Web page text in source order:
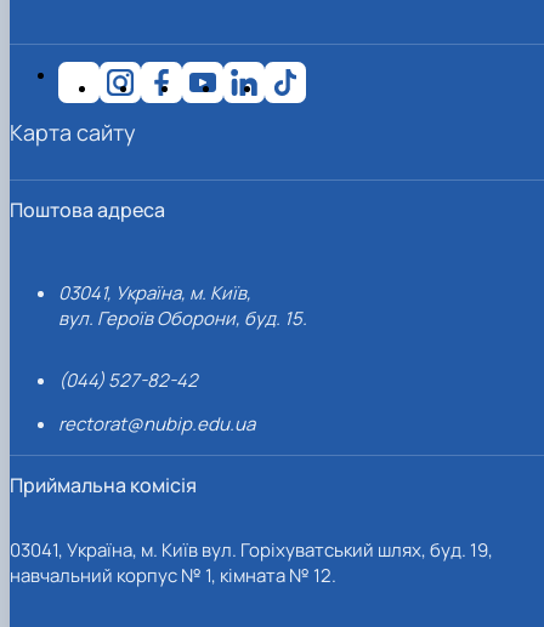
Поштова адреса
03041, Україна, м. Київ,
вул. Героїв Оборони, буд. 15.
(044) 527-82-42
rectorat@nubip.edu.ua
Приймальна комісія
03041, Україна, м. Київ вул. Горіхуватський шлях, буд. 19,
навчальний корпус № 1, кімната № 12.
Карта сайту